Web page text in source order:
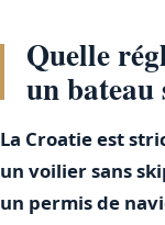
Quelle
un bateau
La Croatie est
un voilier sans
un permis de